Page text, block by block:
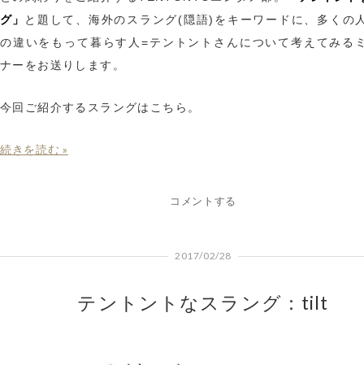
グ」
と題して、海外のスラング(隠語)をキーワードに、多くの
の違いをもって暮らす人=テントントさんについて考えてみる
ナーをお送りします。
今回ご紹介するスラングはこちら。
続きを読む »
コメントする
2017/02/28
テントントなスラング：tilt